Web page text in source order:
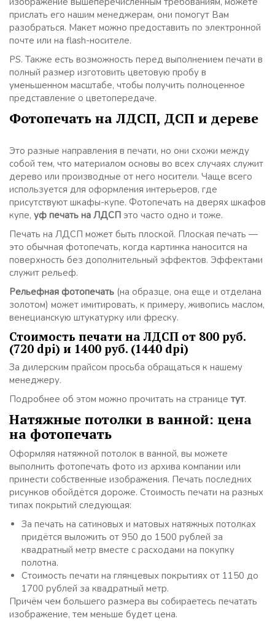
прислать его нашим менеджерам, они помогут Вам
разобраться. Макет можно предоставить по электронной
почте или на flash-носителе.
PS. Также есть возможность перед выполнением печати в
полный размер изготовить цветовую пробу в
уменьшенном масштабе, чтобы получить полноценное
представление о цветопередаче.
Фотопечать на ЛДСП, ДСП и дереве
Это разные направления в печати, но они схожи между
собой тем, что материалом основы во всех случаях служит
дерево или производные от него носители. Чаще всего
используется для оформления интерьеров, где
присутствуют шкафы-купе. Фотопечать на дверях шкафов
купе, уф печать на ЛДСП это часто одно и тоже.
Печать на ЛДСП может быть плоской. Плоская печать —
это обычная фотопечать, когда картинка наносится на
поверхность без дополнительный эффектов. Эффектами
служит рельеф.
Рельефная фотопечать (на образце, она еще и отделана
золотом) может имитировать, к примеру, живопись маслом,
венецианскую штукатурку или фреску.
Стоимость печати на ЛДСП от 800 руб.
(720 dpi) и 1400 руб. (1440 dpi)
За дилерским прайсом просьба обращаться к нашему
менеджеру.
Подробнее об этом можно прочитать на странице тут.
Натяжные потолки в ванной: цена
на фотопечать
Оформляя натяжной потолок в ванной, вы можете
выполнить фотопечать фото из архива компании или
принести собственные изображения. Печать последних
рисунков обойдётся дороже. Стоимость печати на разных
типах покрытий следующая:
За печать на сатиновых и матовых натяжных потолках
придётся выложить от 950 до 1500 рублей за
квадратный метр вместе с расходами на покупку
полотна.
Стоимость печати на глянцевых покрытиях от 1150 до
1700 рублей за квадратный метр.
Причём чем большего размера вы собираетесь печатать
изображение, тем меньше будет цена.